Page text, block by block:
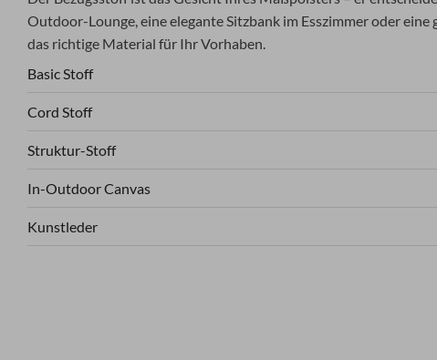
Outdoor-Lounge, eine elegante Sitzbank im Esszimmer oder
das richtige Material für Ihr Vorhaben.
Basic Stoff
Cord Stoff
Struktur-Stoff
In-Outdoor Canvas
Kunstleder